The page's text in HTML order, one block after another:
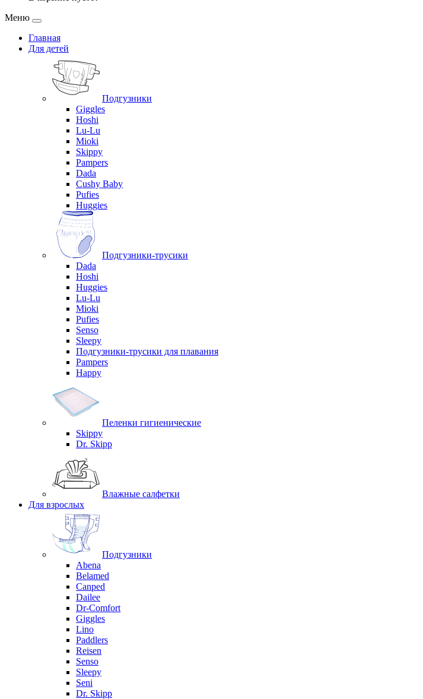
Меню
Главная
Для детей
Подгузники
Giggles
Hoshi
Lu-Lu
Mioki
Skippy
Pampers
Dada
Cushy Baby
Pufies
Huggies
Подгузники-трусики
Dada
Hoshi
Huggies
Lu-Lu
Mioki
Pufies
Senso
Sleepy
Подгузники-трусики для плавания
Pampers
Happy
Пеленки гигиенические
Skippy
Dr. Skipp
Влажные салфетки
Для взрослых
Подгузники
Abena
Belamed
Canped
Dailee
Dr-Comfort
Giggles
Lino
Paddlers
Reisen
Senso
Sleepy
Seni
Dr. Skipp